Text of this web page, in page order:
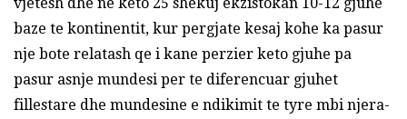
baze te kontinentit, kur pergjate kesaj kohe ka pasur
nje bote relatash qe i kane perzier keto gjuhe pa
pasur asnje mundesi per te diferencuar gjuhet
fillestare dhe mundesine e ndikimit te tyre mbi njera-